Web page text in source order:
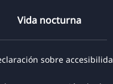
Vida nocturna
sobre